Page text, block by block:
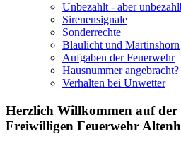
Unbezahlt - aber
Sirenensignale
Sonderrechte
Blaulicht und Martinshorn
Aufgaben der Feuerwehr
Hausnummer angebracht?
Verhalten bei Unwetter
Herzlich Willkommen auf der
Freiwilligen Feuerwehr